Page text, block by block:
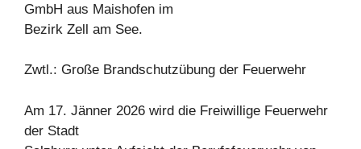
GmbH aus Maishofen im
Bezirk Zell am See.
Zwtl.: Große Brandschutzübung der Feuerwehr
Am 17. Jänner 2026 wird die Freiwillige Feuerwehr
der Stadt